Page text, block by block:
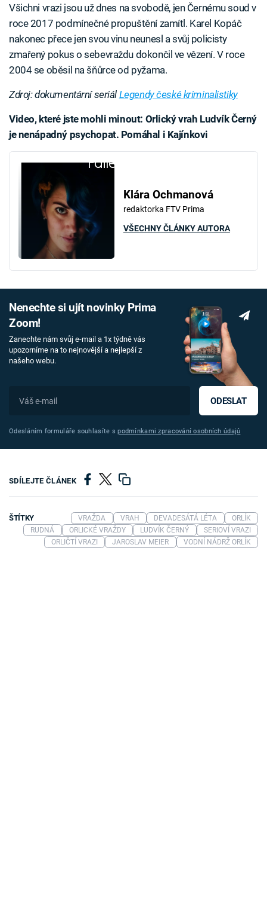
Všichni vrazi jsou už dnes na svobodě, jen Černému soud v
roce 2017 podmínečné propuštění zamítl. Karel Kopáč
nakonec přece jen svou vinu neunesl a svůj policisty
zmařený pokus o sebevraždu dokončil ve vězení. V roce
2004 se oběsil na šňůrce od pyžama.
Zdroj: dokumentární seriál Legendy české kriminalistiky
Video, které jste mohli minout: Orlický vrah Ludvík Černý
je nenápadný psychopat. Pomáhal i Kajínkovi
Failed to fetch
Klára Ochmanová
redaktorka FTV Prima
VŠECHNY ČLÁNKY AUTORA
Nenechte si ujít novinky Prima
Zoom!
Zanechte nám svůj e-mail a 1x týdně vás
upozorníme na to nejnovější a nejlepší z
našeho webu.
ODESLAT
Odesláním formuláře souhlasíte spodmínkami zpracování osobních údajů
SDÍLEJTE ČLÁNEK
ŠTÍTKY VRAŽDA VRAH DEVADESÁTÁ LÉTA
ORLÍK
RUDNÁ
ORLICKÉ VRAŽDY LUDVÍK ČERNÝ
SERIOVÍ VRAZI
ORLIČTÍ VRAZI
JAROSLAV MEIER VODNÍ NÁDRŽ ORLÍK